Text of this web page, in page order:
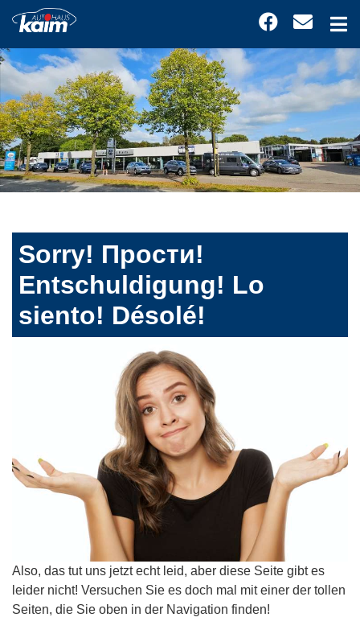
Sorry! Прости!
Entschuldigung! Lo
siento! Désolé!
Also, das tut uns jetzt echt leid, aber diese Seite gibt es
leider nicht! Versuchen Sie es doch mal mit einer der tollen
Seiten, die Sie oben in der Navigation finden!